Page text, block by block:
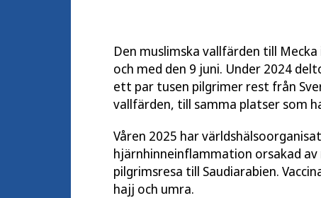
Den muslimska vallfärden till
och med den 9 juni. Under 2024
ett par tusen pilgrimer rest från
vallfärden, till samma platser som
Våren 2025 har
hjärnhinneinflammation orsakad
pilgrimsresa till Saudiarabien.
hajj och umra.